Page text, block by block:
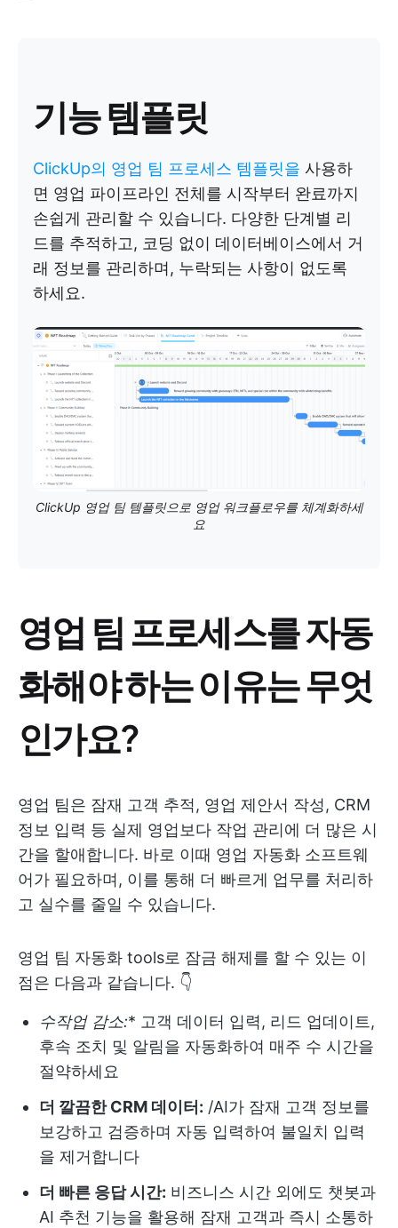
기능 템플릿
ClickUp의 영업 팀 프로세스 템플릿을 사용하
면 영업 파이프라인 전체를 시작부터 완료까지
손쉽게 관리할 수 있습니다. 다양한 단계별 리
드를 추적하고, 코딩 없이 데이터베이스에서 거
래 정보를 관리하며, 누락되는 사항이 없도록
하세요.
ClickUp 영업 팀 템플릿으로 영업 워크플로우를 체계화하세
요
영업 팀 프로세스를 자동
화해야 하는 이유는 무엇
인가요?
영업 팀은 잠재 고객 추적, 영업 제안서 작성, CRM
정보 입력 등 실제 영업보다 작업 관리에 더 많은 시
간을 할애합니다. 바로 이때 영업 자동화 소프트웨
어가 필요하며, 이를 통해 더 빠르게 업무를 처리하
고 실수를 줄일 수 있습니다.
영업 팀 자동화 tools로 잠금 해제를 할 수 있는 이
점은 다음과 같습니다. 👇
수작업 감소:* 고객 데이터 입력, 리드 업데이트,
후속 조치 및 알림을 자동화하여 매주 수 시간을
절약하세요
더 깔끔한 CRM 데이터: /AI가 잠재 고객 정보를
보강하고 검증하며 자동 입력하여 불일치 입력
을 제거합니다
더 빠른 응답 시간: 비즈니스 시간 외에도 챗봇과
AI 추천 기능을 활용해 잠재 고객과 즉시 소통하